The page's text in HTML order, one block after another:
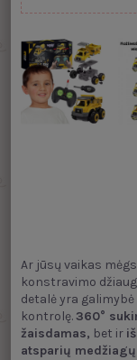
Ar jūsų vaikas
konstravimo
detalė yra
kontrolę.360°
žaisdamas, bet ir
atsparių medžiagų